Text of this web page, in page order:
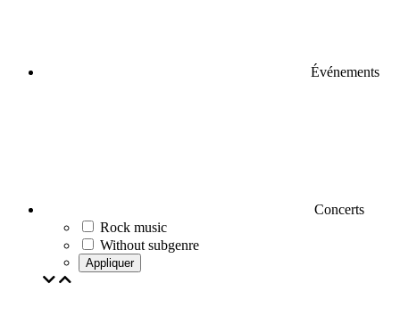
Événements
Concerts
Rock music
Without subgenre
Appliquer